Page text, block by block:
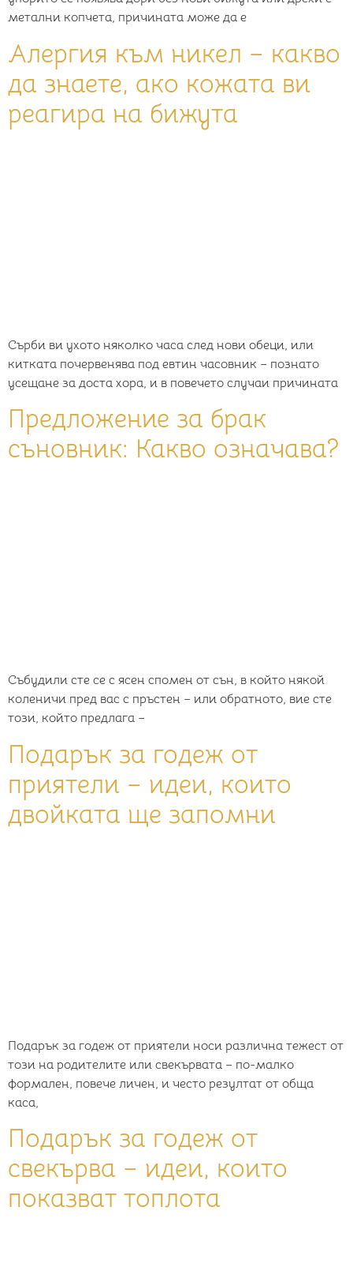
метални копчета, причината може да е
Алергия към никел – какво
да знаете, ако кожата ви
реагира на бижута
Сърби ви ухото няколко часа след нови обеци, или
китката почервенява под евтин часовник – познато
усещане за доста хора, и в повечето случаи причината
Предложение за брак
съновник: Какво означава?
Събудили сте се с ясен спомен от сън, в който някой
коленичи пред вас с пръстен – или обратното, вие сте
този, който предлага –
Подарък за годеж от
приятели – идеи, които
двойката ще запомни
Подарък за годеж от приятели носи различна тежест от
този на родителите или свекървата – по-малко
формален, повече личен, и често резултат от обща
каса,
Подарък за годеж от
свекърва – идеи, които
показват топлота